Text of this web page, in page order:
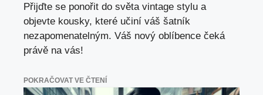
Přijďte se ponořit do světa vintage stylu a
objevte kousky, které učiní váš šatník
nezapomenatelným. Váš nový oblíbence čeká
právě na vás!
POKRAČOVAT VE ČTENÍ